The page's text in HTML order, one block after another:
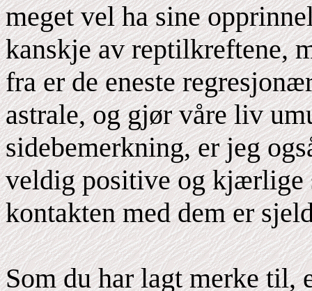
meget vel ha sine
kanskje av reptilkreftene,
fra er de eneste
astrale, og gjør våre liv
sidebemerkning, er jeg
veldig positive og kjærlige
kontakten med dem er
Som du har lagt merke til,